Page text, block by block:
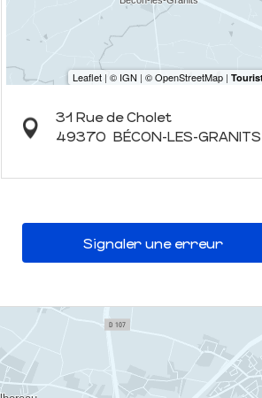
31 Rue de Cholet
49370 BÉCON-LES-GRANITS
Signaler une erreur